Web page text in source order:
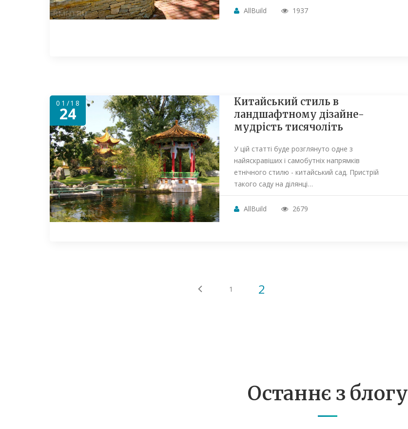
AllBuild 1937
01/18
24
Китайський стиль в
ландшафтному дізайне-
мудрість тисячоліть
У цій статті буде розглянуто одне з
найяскравіших і самобутніх напрямків
етнічного стилю - китайський сад. Пристрій
такого саду на ділянці…
AllBuild 2679
1 2
Останнє з блогу